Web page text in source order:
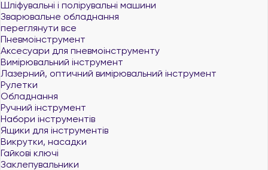
Шліфувальні і полірувальні машини
Зварювальне обладнання
переглянути все
Пневмоінструмент
Аксесуари для пневмоінструменту
Вимірювальний інструмент
Лазерний, оптичний вимірювальний інструмент
Рулетки
Обладнання
Ручний інструмент
Набори інструментів
Ящики для інструментів
Викрутки, насадки
Гайкові ключі
Заклепувальники